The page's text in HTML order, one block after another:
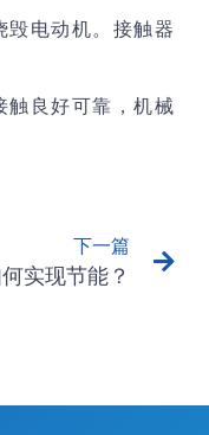
毁电动机。接触器
触良好可靠，机械
下一篇
实现节能？